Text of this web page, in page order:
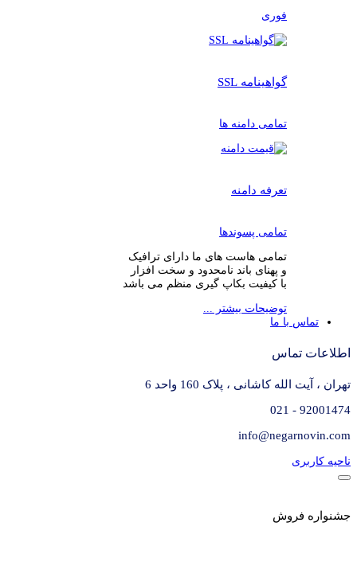
فوری
گواهینامه SSL
تمامی دامنه ها
تعرفه دامنه
تمامی پسوندها
تمامی هاست های ما دارای ترافیک
و پهنای باند نامحدود و سخت افزار
با کیفیت بکاپ گیری منظم می باشد
توضیحات بیشتر ...
تماس با ما
اطلاعات تماس
تهران ، آیت الله کاشانی ، پلاک 160 واحد 6
92001474 - 021
info@negarnovin.com
ناحیه کاربری
جشنواره فروش